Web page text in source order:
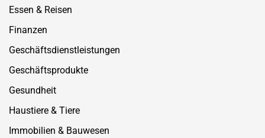
Essen & Reisen
Finanzen
Geschäftsdienstleistungen
Geschäftsprodukte
Gesundheit
Haustiere & Tiere
Immobilien & Bauwesen